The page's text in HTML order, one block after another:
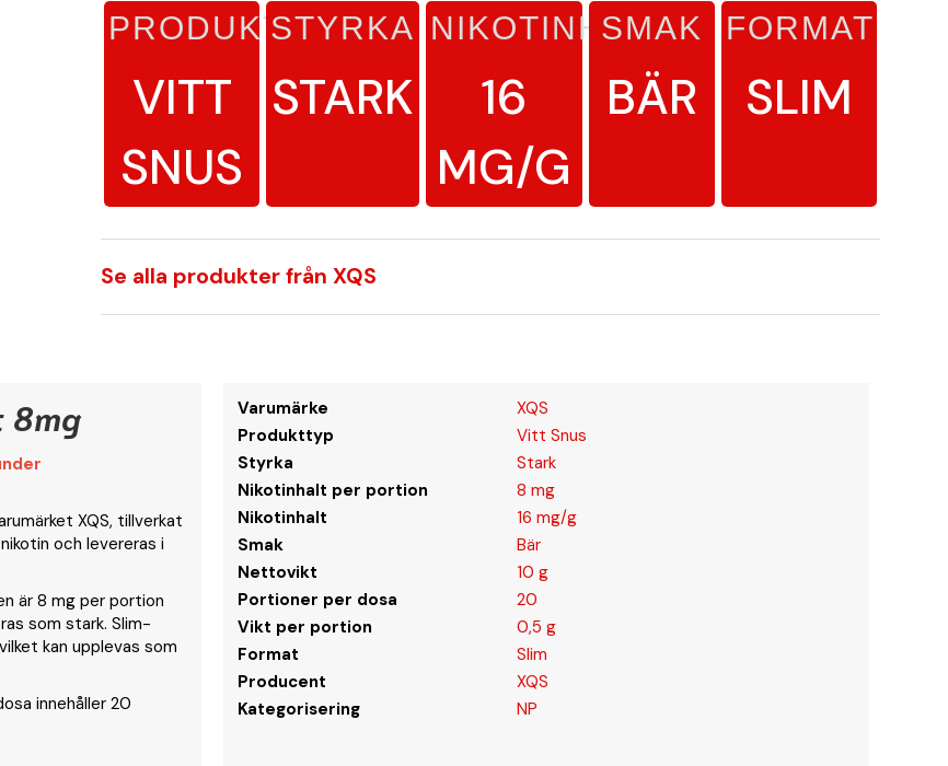
PRODUKTTYP
VITT
SNUS
STYRKA
STARK
NIKOTINHALT
16
MG/G
SMAK
BÄR
FORMAT
SLIM
Se alla produkter från XQS
8mg
XQS, tillverkat
och levereras i
är 8 mg per portion
som stark. Slim-
kan upplevas som
innehåller 20
Varumärke
XQS
Produkttyp
Vitt Snus
Styrka
Stark
Nikotinhalt per portion
8 mg
Nikotinhalt
16 mg/g
Smak
Bär
Nettovikt
10 g
Portioner per dosa
20
Vikt per portion
0,5 g
Format
Slim
Producent
XQS
Kategorisering
NP